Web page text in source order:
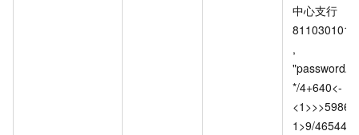
中心支行
,
*/4+640<-
1>9/